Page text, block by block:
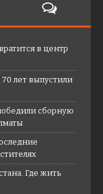
в центр
лет выпустили
сборную
Где жить